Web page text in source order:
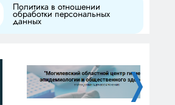
Политика в отношении
обработки персональных
данных
❭